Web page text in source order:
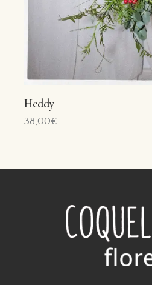
Heddy
38,00€